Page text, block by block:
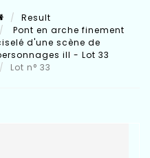
Result
Pont en arche finement
d'une scène de
ill - Lot 33
Lot n° 33